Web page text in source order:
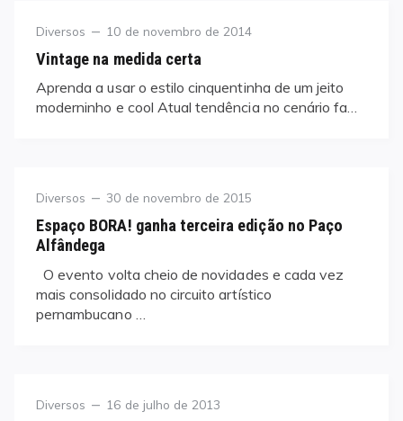
Category
Diversos
Posted
10 de novembro de 2014
Vintage na medida certa
Aprenda a usar o estilo cinquentinha de um jeito
moderninho e cool Atual tendência no cenário fa…
Category
Diversos
Posted
30 de novembro de 2015
Espaço BORA! ganha terceira edição no Paço
Alfândega
O evento volta cheio de novidades e cada vez
mais consolidado no circuito artístico
pernambucano …
Category
Diversos
Posted
16 de julho de 2013